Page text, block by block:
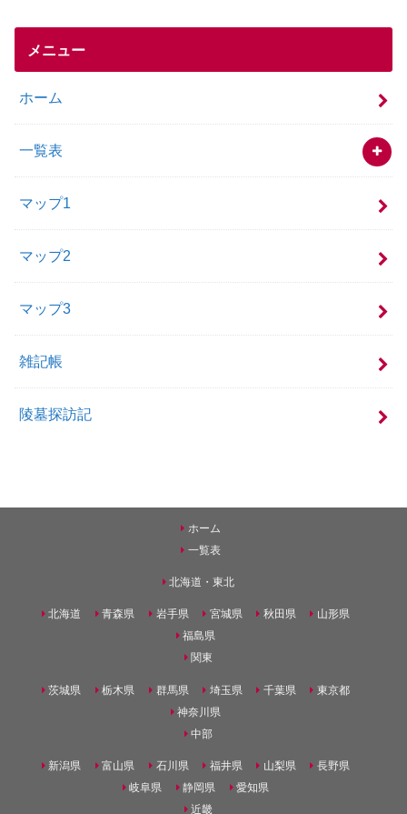
メニュー
ホーム
一覧表
マップ1
マップ2
マップ3
雑記帳
陵墓探訪記
ホーム
一覧表
北海道・東北
北海道 青森県 岩手県 宮城県 秋田県
山形県
福島県
関東
茨城県 栃木県 群馬県 埼玉県 千葉県
東京都
神奈川県
中部
新潟県 富山県 石川県 福井県 山梨県
長野県
岐阜県
静岡県
愛知県
近畿